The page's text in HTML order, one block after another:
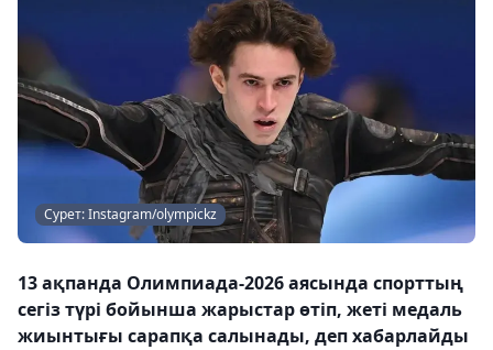
Сурет: Instagram/olympickz
13 ақпанда Олимпиада-2026 аясында спорттың
сегіз түрі бойынша жарыстар өтіп, жеті медаль
жиынтығы сарапқа салынады, деп хабарлайды